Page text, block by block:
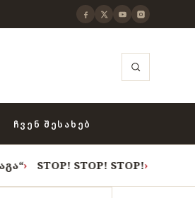
ᲩᲕᲔᲜ ᲨᲔᲡᲐᲮᲔᲑ
STOP! STOP!› როცა